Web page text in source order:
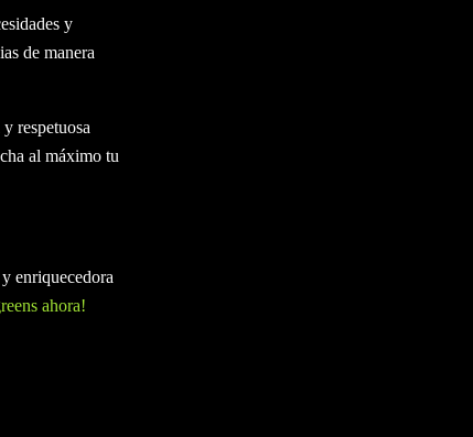
y
de manera
respetuosa
al máximo tu
enriquecedora
ahora!